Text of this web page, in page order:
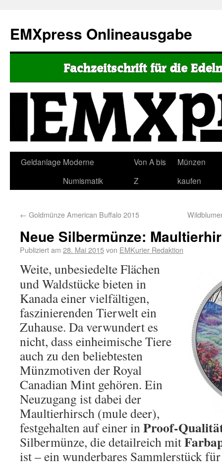
EMXpress Onlineausgabe
Geldanlage Moderne
Numismatik
Von A bis
Z
Münzen
kaufen
← Goldmünze American Buffalo 2015
Neue Silbermünze:
Publiziert am 28. Mai 2015von EMKurier Redaktion
Weite, unbesiedelte Flächen
und Waldstücke bieten in
Kanada einer vielfältigen,
faszinierenden Tierwelt ein
Zuhause. Da verwundert es
nicht, dass einheimische Tiere
auch zu den beliebtesten
Münzmotiven der Royal
Canadian Mint gehören. Ein
Neuzugang ist dabei der
Maultierhirsch (mule deer),
festgehalten auf einer inProof-
Silbermünze, die detailreich mit
ist – ein wunderbares Sammlerstück